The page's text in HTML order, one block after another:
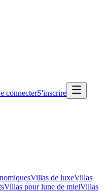
connecterS'inscrire
Villas de luxeVillas
Villas pour lune de mielVillas